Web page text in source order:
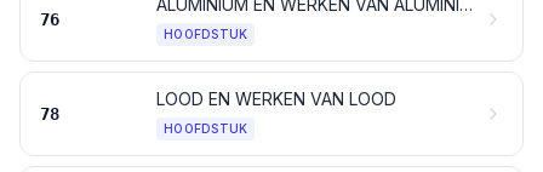
76
ALUMINIUM EN WERKEN VAN ALUMINIUM
HOOFDSTUK
78
LOOD EN WERKEN VAN LOOD
HOOFDSTUK